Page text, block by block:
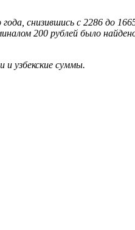
снизившись с 2286 до
200 рублей было
узбекские суммы.